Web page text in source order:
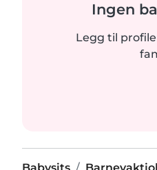
Ingen
Legg til